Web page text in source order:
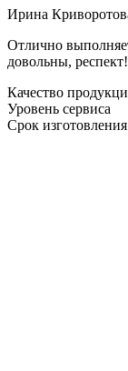
Ирина
Отлично
довольны,
Качество
Уровень сервиса
Срок изготовления